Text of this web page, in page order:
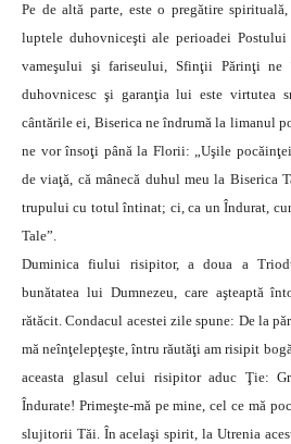
Pe de altă parte, este o pregătire spirituală,
luptele duhovniceşti ale perioadei
vameşului şi fariseului, Sfinţii Părinţi ne
duhovnicesc şi garanţia lui este virtutea
cântările ei, Biserica ne îndrumă la limanul
ne vor însoţi până la Florii: „Uşile
de viaţă, că mânecă duhul meu la Biserica
trupului cu totul întinat; ci, ca un Îndurat,
Tale”.
Duminica fiului risipitor, a doua a
bunătatea lui Dumnezeu, care aşteaptă
rătăcit. Condacul acestei zile spune: De la
mă neînţelepţeşte, întru răutăţi am risipit
aceasta glasul celui risipitor aduc Ţie:
Îndurate! Primeşte-mă pe mine, cel ce mă
slujitorii Tăi. În acelaşi spirit, la Utrenia